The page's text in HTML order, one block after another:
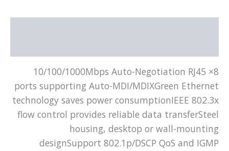
8× 10/100/1000Mbps Auto-Negotiation RJ45
ports supporting Auto-MDI/MDIXGreen Ethernet
technology saves power consumptionIEEE 802.3x
flow control provides reliable data transferSteel
housing, desktop or wall-mounting
designSupport 802.1p/DSCP QoS and IGMP